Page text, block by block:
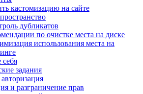
кастомизацию на сайте
дубликатов
по очистке места на диске
использования места на
себя
задания
и разграничение прав